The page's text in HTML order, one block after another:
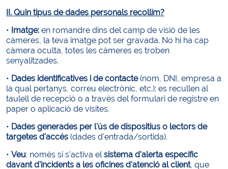
II. Quin tipus de dades personals recollim?
• Imatge: en romandre dins del camp de visió de les
càmeres, la teva imatge pot ser gravada. No hi ha cap
càmera oculta, totes les càmeres es troben
senyalitzades.
• Dades identificatives i de contacte(nom, DNI, empresa a
la qual pertanys, correu electrònic, etc.): es recullen al
taulell de recepció o a través del formulari de registre en
paper o aplicació de visites.
• Dades generades per l'ús de dispositius o lectors de
targetes d'accés (dades d'entrada/sortida).
• Veu: només si s'activa elsistema d'alerta específic
davant d'incidents a les oficines d'atenció al client, que